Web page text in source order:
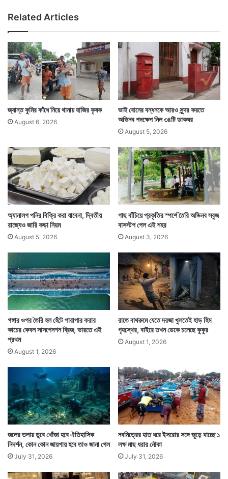
র
ণ
?
দে
খু
ন
ও
য়া
র
ক
য়ে
ক
ঘ
ণ্টা
র
ম
এ
ক
ভা
বে
আ
ত্ম
ঘা
তী
Related Articles
জ্যান্ত কুমির কাঁধে নিয়ে থানায় হাজির কৃষক
August 6, 2026
ভাই বোনের বন্ধনকে আরও সুন্দর করতে
অভিনব পদক্ষেপ নিল ৩৪টি ডাকঘর
August 5, 2026
অ্যানালগ পনির বিক্রি করা যাবেনা, দ্বিতীয়
রাজ্যেও জারি কড়া নিয়ম
August 5, 2026
গাছ বাঁচিয়ে প্রকৃতির স্পর্শে তৈরি অভিনব সবুজ
বাসস্টপ পেল এই শহর
August 3, 2026
গঙ্গার ওপর তৈরি হল হেঁটে পারাপার করার
কাচের কেবল সাসপেনশন ব্রিজ, ভারতে এই
প্রথম
August 1, 2026
রাতে বাথরুমে যেতে দরজা খুলতেই হাড় হিম
গৃহস্থের, বাইরে তখন ডেকে চলেছে কুকুর
August 1, 2026
জলের তলায় ডুবে খোঁজা হবে ঐতিহাসিক
নিদর্শন, কোন কোন জায়গায় হবে তাও জানা গেল
July 31, 2026
নবমিত্রের হাত ধরে ইসরোর সঙ্গে জুড়ে যাচ্ছে ১
লক্ষ মাছ ধরার নৌকা
July 31, 2026